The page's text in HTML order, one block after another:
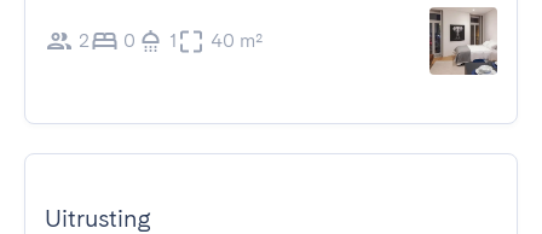
2 0 1 40 m²
Uitrusting